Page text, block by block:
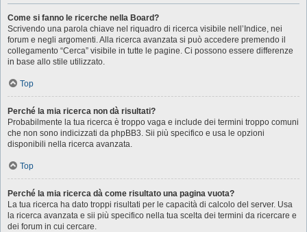
Come si fanno le ricerche nella Board?
Scrivendo una parola chiave nel riquadro di ricerca visibile nell’Indice, nei
forum e negli argomenti. Alla ricerca avanzata si può accedere premendo il
collegamento “Cerca” visibile in tutte le pagine. Ci possono essere differenze
in base allo stile utilizzato.
Top
Perché la mia ricerca non dà risultati?
Probabilmente la tua ricerca è troppo vaga e include dei termini troppo comuni
che non sono indicizzati da phpBB3. Sii più specifico e usa le opzioni
disponibili nella ricerca avanzata.
Top
Perché la mia ricerca dà come risultato una pagina vuota?
La tua ricerca ha dato troppi risultati per le capacità di calcolo del server. Usa
la ricerca avanzata e sii più specifico nella tua scelta dei termini da ricercare e
dei forum in cui cercare.